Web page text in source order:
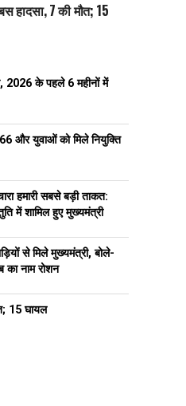
हादसा, 7 की मौत; 15
2026 के पहले 6 महीनों में
और युवाओं को मिले नियुक्ति
हमारी सबसे बड़ी ताकत:
में शामिल हुए मुख्यमंत्री
से मिले मुख्यमंत्री, बोले-
नाम रोशन
15 घायल